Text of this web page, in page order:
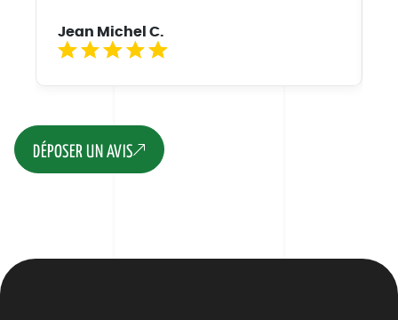
Jean Michel C.
DÉPOSER UN AVIS